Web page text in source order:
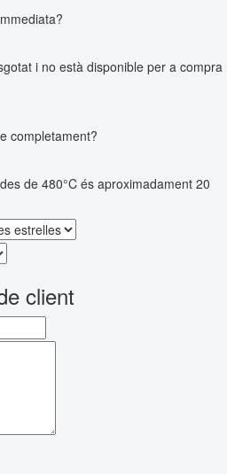
i no està disponible per a compra
completament?
de 480°C és aproximadament 20
client